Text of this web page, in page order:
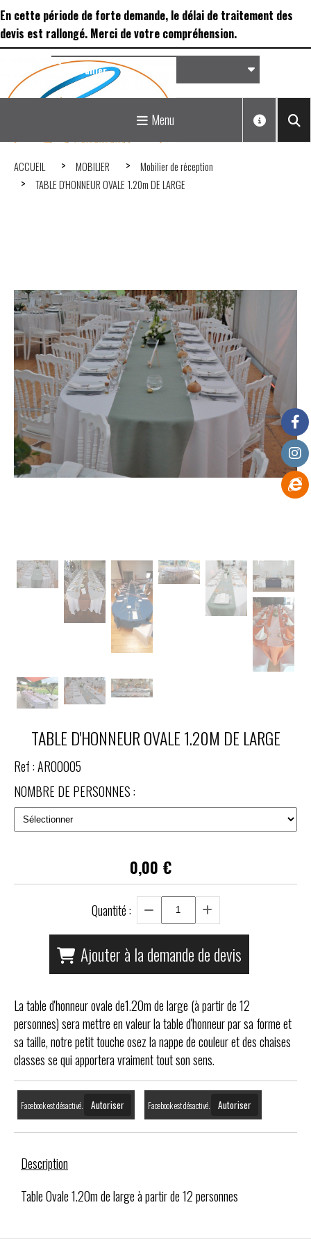
En cette période de forte demande, le délai de traitement des
devis est rallongé. Merci de votre compréhension.
Matériel de réception &
Déco...
Panier
Menu
ACCUEIL MOBILIER
Mobilier de réception
TABLE D'HONNEUR OVALE 1.20m DE LARGE
TABLE D'HONNEUR OVALE 1.20M DE LARGE
Ref :AR00005
NOMBRE DE PERSONNES :
0,00 €
Quantité :
Ajouter à la demande de devis
La table d'honneur ovale de1.20m de large (à partir de 12
personnes) sera mettre en valeur la table d'honneur par sa forme et
sa taille, notre petit touche osez la nappe de couleur et des chaises
classes se qui apportera vraiment tout son sens.
Facebook est désactivé. Autoriser Facebook est désactivé. Autoriser
Description
Table Ovale 1.20m de large à partir de 12 personnes